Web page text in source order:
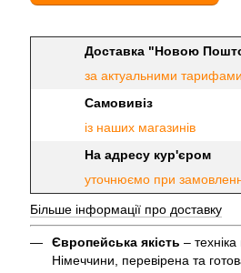
Доставка "Новою
за актуальними тарифами
Самовивіз
із наших магазинів
На адресу кур'єром
уточнюємо при
Більше інформації про доставку
Європейська якість –
Німеччини, перевірена та